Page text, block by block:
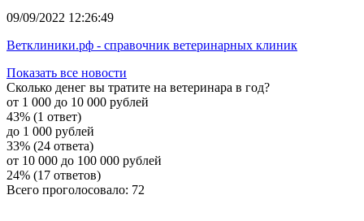
09/09/2022 12:26:49
Ветклиники.рф - справочник ветеринарных клиник
Показать все новости
Сколько денег вы тратите на ветеринара в год?
от 1 000 до 10 000 рублей
43% (1 ответ)
до 1 000 рублей
33% (24 ответа)
от 10 000 до 100 000 рублей
24% (17 ответов)
Всего проголосовало: 72